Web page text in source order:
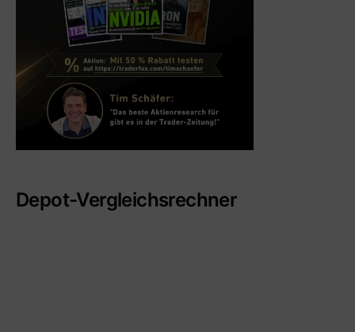
Depot-Vergleichsrechner